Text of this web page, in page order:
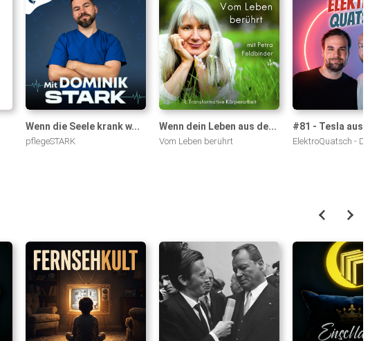
Wenn die Seele krank w...
pflegeSTARK
Wenn dein Leben aus de...
Vom Leben berührt
#81 - Tesla aus in
ElektroQuatsch - Der